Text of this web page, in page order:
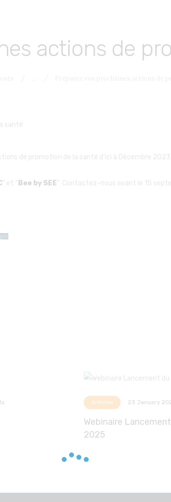
actions de
de promotion de la santé d’ici à Décembre 2023.
” et “ Bee by SEE” Contactez-nous avant le 15
Articles 23 January
Webinaire
2025